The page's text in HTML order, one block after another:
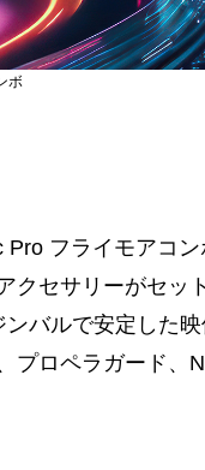
買
取
ッ
ハ】
送
無
ボ
Pro フライモアコ
クセサリーがセッ
ンバルで安定した
プロペラガード、